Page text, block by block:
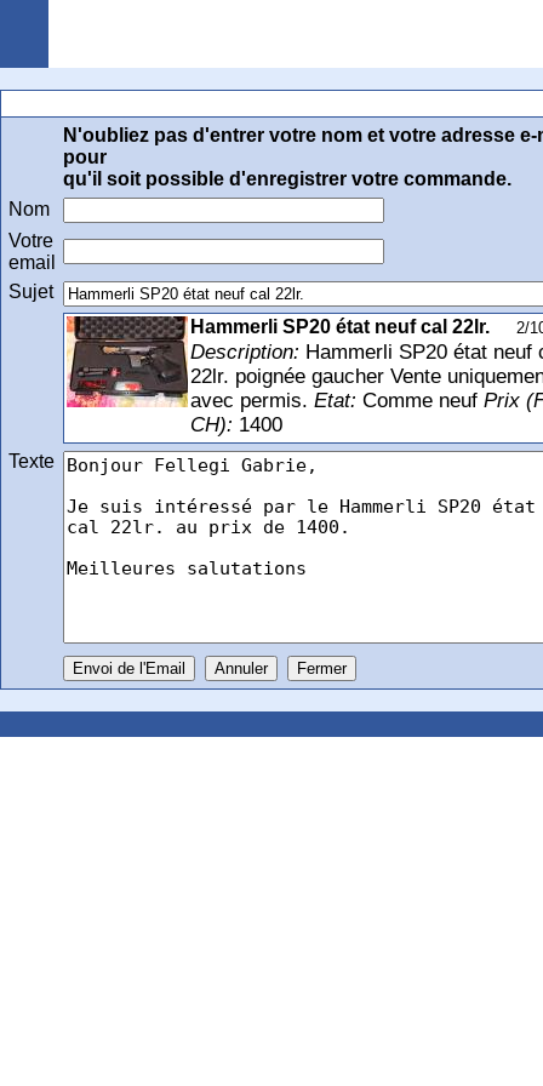
N'oubliez pas d'entrer votre nom et votre adresse e-
pour
qu'il soit possible d'enregistrer votre commande.
Nom
Votre
email
Sujet
Hammerli SP20 état neuf cal 22lr.
2/
Description: Hammerli SP20 état neuf
22lr. poignée gaucher Vente
avec permis. Etat: Comme neuf Prix
CH): 1400
Texte